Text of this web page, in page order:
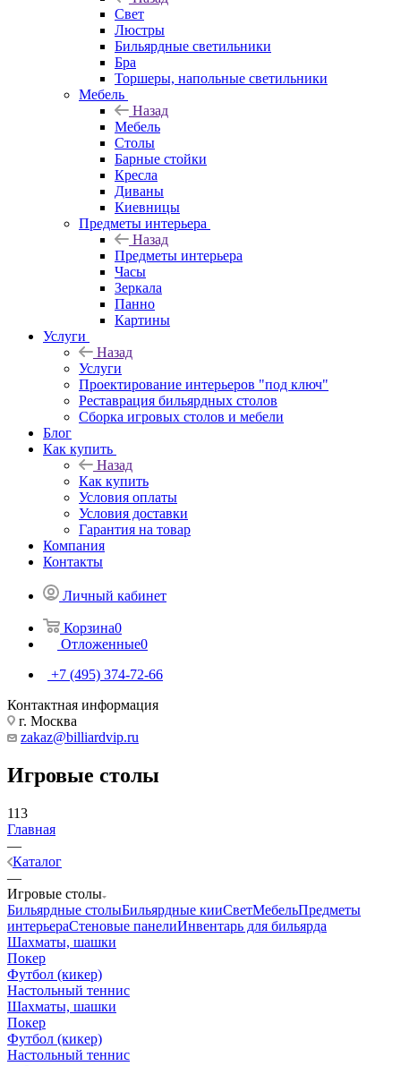
Свет
Люстры
Бильярдные светильники
Бра
Торшеры, напольные светильники
Мебель
Назад
Мебель
Столы
Барные стойки
Кресла
Диваны
Киевницы
Предметы интерьера
Назад
Предметы интерьера
Часы
Зеркала
Панно
Картины
Услуги
Назад
Услуги
Проектирование интерьеров "под ключ"
Реставрация бильярдных столов
Сборка игровых столов и мебели
Блог
Как купить
Назад
Как купить
Условия оплаты
Условия доставки
Гарантия на товар
Компания
Контакты
Личный кабинет
Корзина0
Отложенные0
+7 (495) 374-72-66
Контактная информация
г. Москва
zakaz@billiardvip.ru
Игровые столы
113
Главная
—
Каталог
—
Игровые столы
Бильярдные столыБильярдные кииСветМебельПредметы
интерьераСтеновые панелиИнвентарь для бильярда
Шахматы, шашки
Покер
Футбол (кикер)
Настольный теннис
Шахматы, шашки
Покер
Футбол (кикер)
Настольный теннис